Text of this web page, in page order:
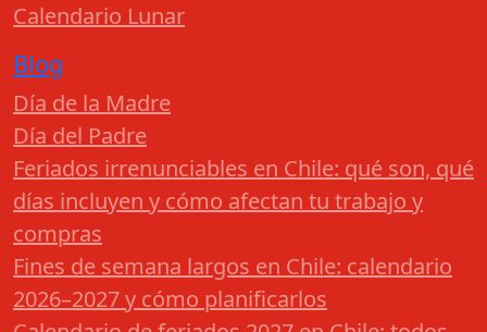
Calendario Lunar
Blog
Día de la Madre
Día del Padre
Feriados irrenunciables en Chile: qué son, qué
días incluyen y cómo afectan tu trabajo y
compras
Fines de semana largos en Chile: calendario
2026–2027 y cómo planificarlos